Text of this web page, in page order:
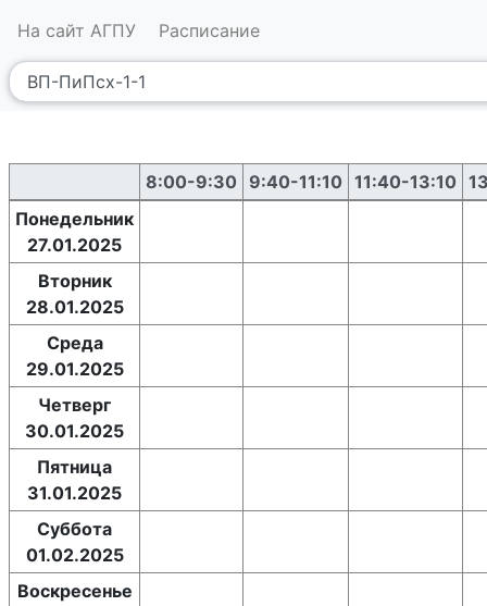
На сайт АГПУ Расписание
8:00-9:30 9:40-11:10 11:40-13:10
Понедельник
27.01.2025
Вторник
28.01.2025
Среда
29.01.2025
Четверг
30.01.2025
Пятница
31.01.2025
Суббота
01.02.2025
Воскресенье